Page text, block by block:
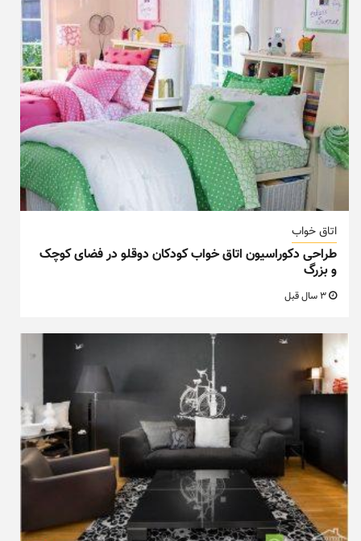
اتاق خواب
طراحی دکوراسیون اتاق خواب کودکان دوقلو در فضای کوچک
و بزرگ